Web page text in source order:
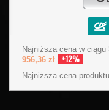
Najniższa cena w
956,36 zł
+12%
Najniższa cena produktu